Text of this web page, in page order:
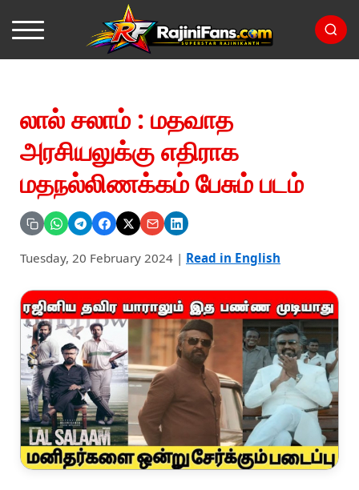
லால் சலாம் : மதவாத
அரசியலுக்கு எதிராக
மதநல்லிணக்கம் பேசும் படம்
Tuesday, 20 February 2024 | Read in English